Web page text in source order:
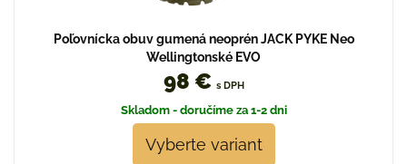
Poľovnícka obuv gumená neoprén JACK PYKE Neo
Wellingtonské EVO
98 € s DPH
Skladom - doručíme za 1-2 dni
Vyberte variant